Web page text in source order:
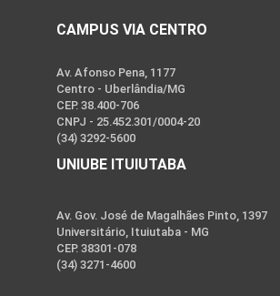
CAMPUS VIA CENTRO
Av. Afonso Pena, 1177
Centro - Uberlândia/MG
CEP. 38.400-706
CNPJ - 25.452.301/0004-20
(34) 3292-5600
UNIUBE ITUIUTABA
Av. Gov. José de Magalhães Pinto, 1397
Universitário, Ituiutaba - MG
CEP. 38301-078
(34) 3271-4600